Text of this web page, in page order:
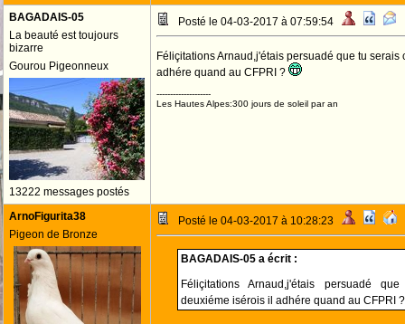
BAGADAIS-05
La beauté est toujours
bizarre
Gourou Pigeonneux
13222 messages postés
Posté le 04-03-2017 à 07:59:54
Féliçitations Arnaud,j'étais persuadé que tu
adhére quand au CFPRI ?
--------------------
Les Hautes Alpes:300 jours de soleil par an
ArnoFigurita38
Pigeon de Bronze
Posté le 04-03-2017 à 10:28:23
BAGADAIS-05 a écrit :
Féliçitations Arnaud,j'étais persuadé
deuxiéme isérois il adhére quand au CFPRI